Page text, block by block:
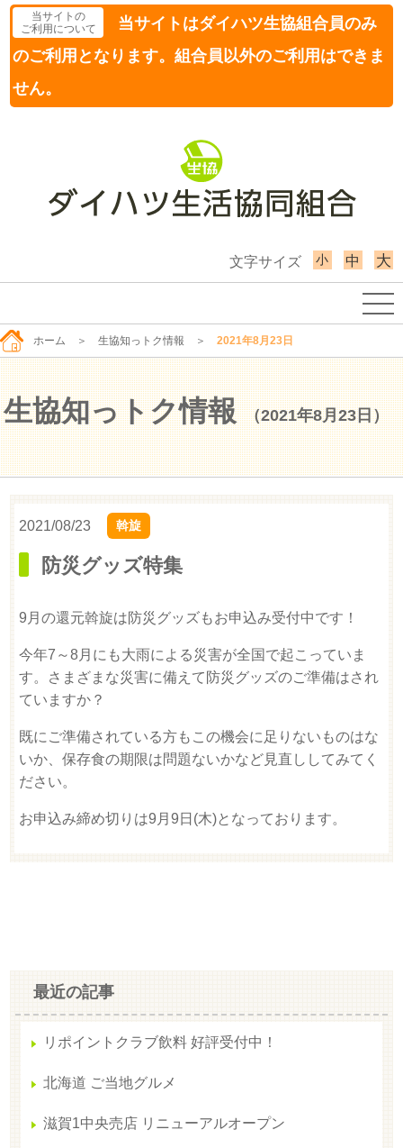
当サイトの
ご利用について
当サイトはダイハツ生協組合員のみ
のご利用となります。組合員以外のご利用はできま
せん。
文字サイズ 小 中 大
ホーム ＞ 生協知っトク情報 ＞ 2021年8月23日
生協知っトク情報 （2021年8月23日）
2021/08/23 斡旋
防災グッズ特集
9月の還元斡旋は防災グッズもお申込み受付中です！
今年7～8月にも大雨による災害が全国で起こっていま
す。さまざまな災害に備えて防災グッズのご準備はされ
ていますか？
既にご準備されている方もこの機会に足りないものはな
いか、保存食の期限は問題ないかなど見直ししてみてく
ださい。
お申込み締め切りは9月9日(木)となっております。
最近の記事
リポイントクラブ飲料 好評受付中！
北海道 ご当地グルメ
滋賀1中央売店 リニューアルオープン